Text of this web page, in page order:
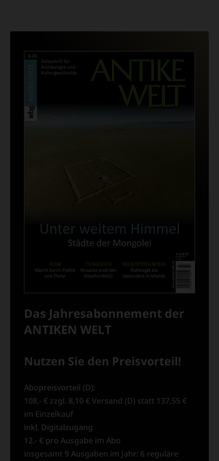
Das Jahresabonnement der
ANTIKEN WELT
Nutzen Sie den Preisvorteil!
Abopreisvorteil (D):
108,- € zzgl. 8,10 € Versand (D) statt 137,55 €
im Einzelkauf
inkl. Digitalzugang
12.- € pro Ausgabe im Abo
insgesamt 9 Ausgaben im Jahr: 6 reguläre